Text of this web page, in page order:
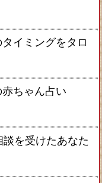
イミングをタロ
ちゃん占い
を受けたあなた